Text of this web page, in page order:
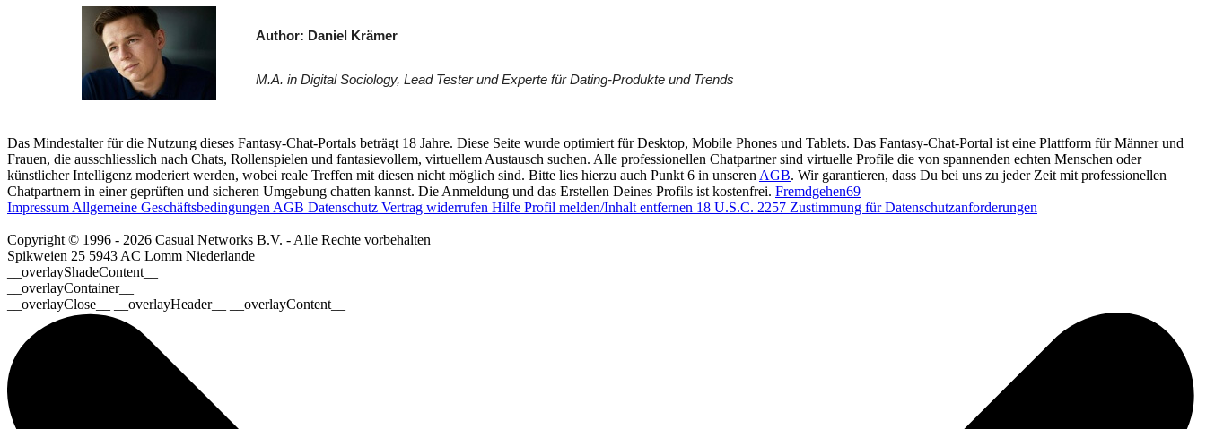
Author: Daniel Krämer
M.A. in Digital Sociology, Lead Tester und Experte für Dating-Produkte und Trends
Das Mindestalter für die Nutzung dieses Fantasy-Chat-Portals beträgt 18 Jahre. Diese Seite wurde optimiert für Desktop, Mobile Phones und Tablets. Das Fantasy-Chat-Portal ist eine Plattform für Männer und
Frauen, die ausschliesslich nach Chats, Rollenspielen und fantasievollem, virtuellem Austausch suchen. Alle professionellen Chatpartner sind virtuelle Profile die von spannenden echten Menschen oder
künstlicher Intelligenz moderiert werden, wobei reale Treffen mit diesen nicht möglich sind. Bitte lies hierzu auch Punkt 6 in unseren AGB. Wir garantieren, dass Du bei uns zu jeder Zeit mit professionellen
Chatpartnern in einer geprüften und sicheren Umgebung chatten kannst. Die Anmeldung und das Erstellen Deines Profils ist kostenfrei. Fremdgehen69
Impressum Allgemeine Geschäftsbedingungen AGB Datenschutz Vertrag widerrufen Hilfe Profil melden/Inhalt entfernen 18 U.S.C. 2257 Zustimmung für Datenschutzanforderungen
Copyright © 1996 - 2026 Casual Networks B.V. - Alle Rechte vorbehalten
Spikweien 25 5943 AC Lomm Niederlande
__overlayShadeContent__
__overlayContainer__
__overlayClose__ __overlayHeader__ __overlayContent__